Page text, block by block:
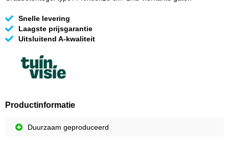
Snelle levering
Laagste prijsgarantie
Uitsluitend A-kwaliteit
Productinformatie
Duurzaam geproduceerd